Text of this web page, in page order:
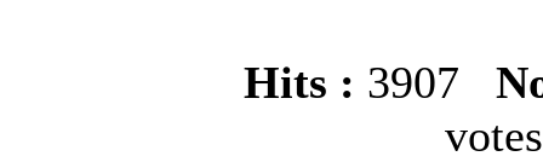
Hits : 3907